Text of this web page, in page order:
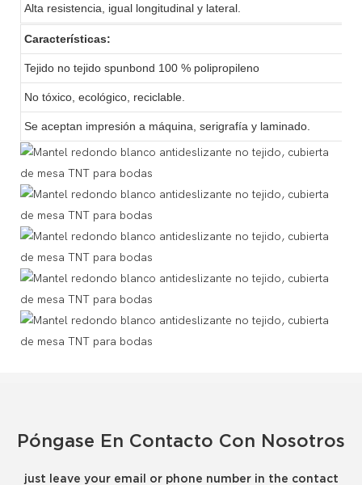
Alta resistencia, igual longitudinal y lateral.
Características:
Tejido no tejido spunbond 100 % polipropileno
No tóxico, ecológico, reciclable.
Se aceptan impresión a máquina, serigrafía y laminado.
Póngase En Contacto Con Nosotros
just leave your email or phone number in the contact